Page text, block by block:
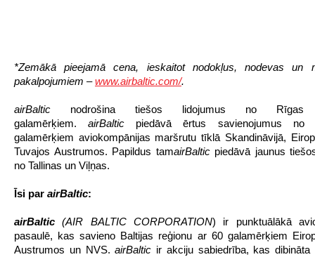
*Zemākā pieejamā cena, ieskaitot nodokļus, nodevas un
pakalpojumiem –www.airbaltic.com/.
airBaltic nodrošina tiešos lidojumus no
galamērķiem.airBaltic piedāvā ērtus savienojumus
galamērķiem aviokompānijas maršrutu tīklā Skandināvijā,
Tuvajos Austrumos. Papildus tamairBaltic piedāvā jaunus
no Tallinas un Viļņas.
Īsi par airBaltic:
airBaltic (AIR BALTIC CORPORATION) ir punktuālākā
pasaulē, kas savieno Baltijas reģionu ar 60 galamērķiem
Austrumos un NVS.airBaltic ir akciju sabiedrība, kas dibināta